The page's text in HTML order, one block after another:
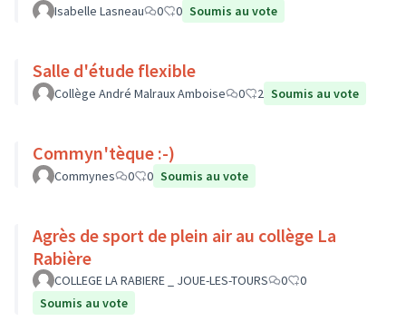
Isabelle Lasneau 0 0 Soumis au vote
Salle d'étude flexible
Collège André Malraux Amboise 0 2 Soumis au vote
Commyn'tèque :-)
Commynes 0 0 Soumis au vote
Agrès de sport de plein air au collège La
Rabière
COLLEGE LA RABIERE _ JOUE-LES-TOURS 0
0
Soumis au vote